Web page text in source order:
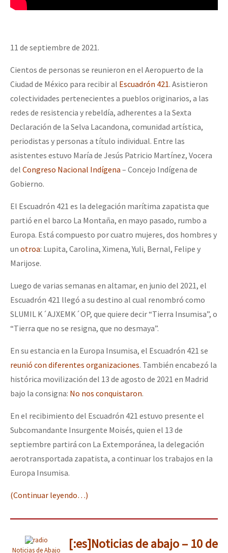
11 de septiembre de 2021.
Cientos de personas se reunieron en el Aeropuerto de la
Ciudad de México para recibir al Escuadrón 421. Asistieron
colectividades pertenecientes a pueblos originarios, a las
redes de resistencia y rebeldía, adherentes a la Sexta
Declaración de la Selva Lacandona, comunidad artística,
periodistas y personas a título individual. Entre las
asistentes estuvo María de Jesús Patricio Martínez, Vocera
del Congreso Nacional Indígena – Concejo Indígena de
Gobierno.
El Escuadrón 421 es la delegación marítima zapatista que
partió en el barco La Montaña, en mayo pasado, rumbo a
Europa. Está compuesto por cuatro mujeres, dos hombres y
un otroa: Lupita, Carolina, Ximena, Yuli, Bernal, Felipe y
Marijose.
Luego de varias semanas en altamar, en junio del 2021, el
Escuadrón 421 llegó a su destino al cual renombró como
SLUMIL K´AJXEMK´OP, que quiere decir “Tierra Insumisa”, o
“Tierra que no se resigna, que no desmaya”.
En su estancia en la Europa Insumisa, el Escuadrón 421 se
reunió con diferentes organizaciones. También encabezó la
histórica movilización del 13 de agosto de 2021 en Madrid
bajo la consigna: No nos conquistaron.
En el recibimiento del Escuadrón 421 estuvo presente el
Subcomandante Insurgente Moisés, quien el 13 de
septiembre partirá con La Extemporánea, la delegación
aerotransportada zapatista, a continuar los trabajos en la
Europa Insumisa.
(Continuar leyendo…)
Noticias de Abajo
[:es]Noticias de abajo – 10 de